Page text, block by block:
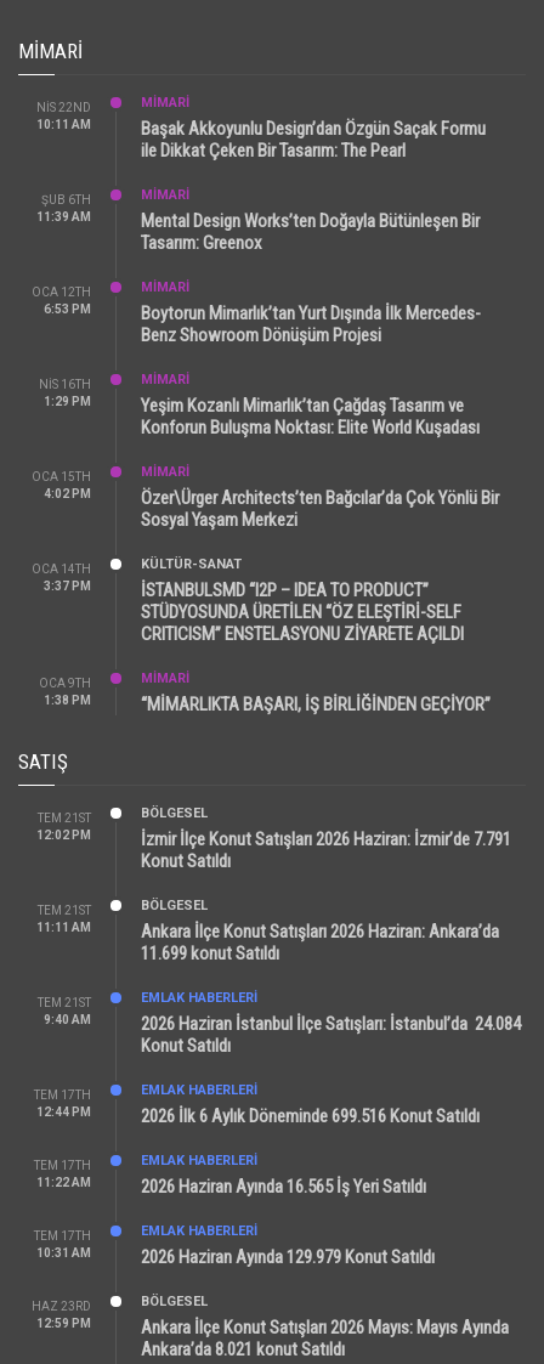
MIMARI
NIS 22ND
10:11 AM
MİMARİ
Başak Akkoyunlu Design’dan Özgün Saçak Formu
ile Dikkat Çeken Bir Tasarım: The Pearl
ŞUB 6TH
11:39 AM
MİMARİ
Mental Design Works’ten Doğayla Bütünleşen Bir
Tasarım: Greenox
OCA 12TH
6:53 PM
MİMARİ
Boytorun Mimarlık’tan Yurt Dışında İlk Mercedes-
Benz Showroom Dönüşüm Projesi
NIS 16TH
1:29 PM
MİMARİ
Yeşim Kozanlı Mimarlık’tan Çağdaş Tasarım ve
Konforun Buluşma Noktası: Elite World Kuşadası
OCA 15TH
4:02 PM
MİMARİ
Özer\Ürger Architects’ten Bağcılar’da Çok Yönlü Bir
Sosyal Yaşam Merkezi
OCA 14TH
3:37 PM
KÜLTÜR-SANAT
İSTANBULSMD “I2P – IDEA TO PRODUCT”
STÜDYOSUNDA ÜRETİLEN “ÖZ ELEŞTİRİ-SELF
CRITICISM” ENSTELASYONU ZİYARETE AÇILDI
OCA 9TH
1:38 PM
MİMARİ
“MİMARLIKTA BAŞARI, İŞ BİRLİĞİNDEN GEÇİYOR”
SATIŞ
TEM 21ST
12:02 PM
BÖLGESEL
İzmir İlçe Konut Satışları 2026 Haziran: İzmir’de 7.791
Konut Satıldı
TEM 21ST
11:11 AM
BÖLGESEL
Ankara İlçe Konut Satışları 2026 Haziran: Ankara’da
11.699 konut Satıldı
TEM 21ST
9:40 AM
EMLAK HABERLERI
2026 Haziran İstanbul İlçe Satışları: İstanbul’da 24.084
Konut Satıldı
TEM 17TH
12:44 PM
EMLAK HABERLERI
2026 İlk 6 Aylık Döneminde 699.516 Konut Satıldı
TEM 17TH
11:22 AM
EMLAK HABERLERI
2026 Haziran Ayında 16.565 İş Yeri Satıldı
TEM 17TH
10:31 AM
EMLAK HABERLERI
2026 Haziran Ayında 129.979 Konut Satıldı
HAZ 23RD
12:59 PM
BÖLGESEL
Ankara İlçe Konut Satışları 2026 Mayıs: Mayıs Ayında
Ankara’da 8.021 konut Satıldı